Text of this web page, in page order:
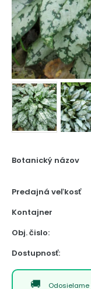
Botanický názov
Predajná veľkosť
Kontajner
Obj. čislo:
Dostupnosť:
Odosielame